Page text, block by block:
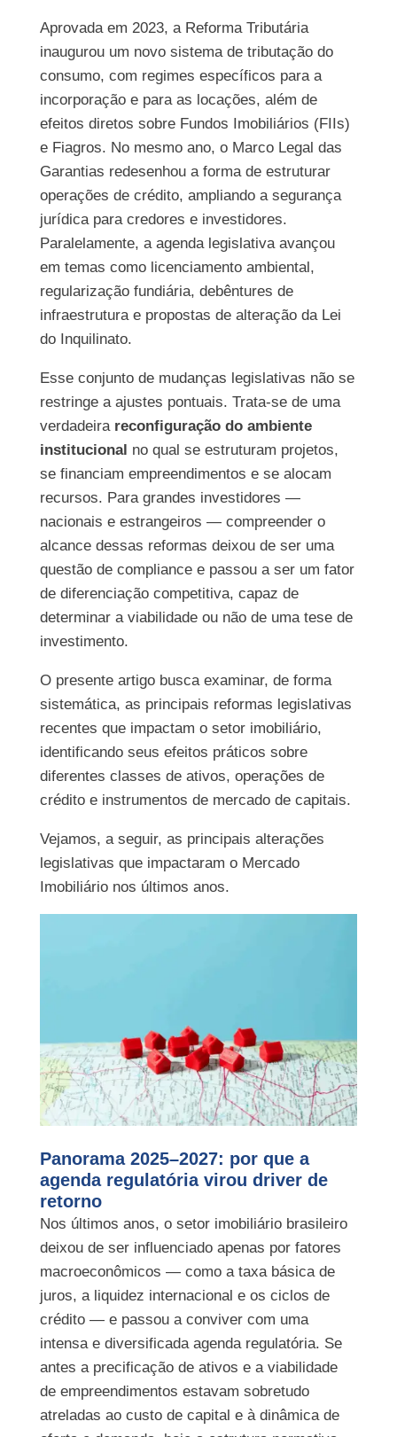
Aprovada em 2023, a Reforma Tributária
inaugurou um novo sistema de tributação do
consumo, com regimes específicos para a
incorporação e para as locações, além de
efeitos diretos sobre Fundos Imobiliários (FIIs)
e Fiagros. No mesmo ano, o Marco Legal das
Garantias redesenhou a forma de estruturar
operações de crédito, ampliando a segurança
jurídica para credores e investidores.
Paralelamente, a agenda legislativa avançou
em temas como licenciamento ambiental,
regularização fundiária, debêntures de
infraestrutura e propostas de alteração da Lei
do Inquilinato.
Esse conjunto de mudanças legislativas não se
restringe a ajustes pontuais. Trata-se de uma
verdadeira reconfiguração do ambiente
institucional no qual se estruturam projetos,
se financiam empreendimentos e se alocam
recursos. Para grandes investidores —
nacionais e estrangeiros — compreender o
alcance dessas reformas deixou de ser uma
questão de compliance e passou a ser um fator
de diferenciação competitiva, capaz de
determinar a viabilidade ou não de uma tese de
investimento.
O presente artigo busca examinar, de forma
sistemática, as principais reformas legislativas
recentes que impactam o setor imobiliário,
identificando seus efeitos práticos sobre
diferentes classes de ativos, operações de
crédito e instrumentos de mercado de capitais.
Vejamos, a seguir, as principais alterações
legislativas que impactaram o Mercado
Imobiliário nos últimos anos.
Panorama 2025–2027: por que a
agenda regulatória virou driver de
retorno
Nos últimos anos, o setor imobiliário brasileiro
deixou de ser influenciado apenas por fatores
macroeconômicos — como a taxa básica de
juros, a liquidez internacional e os ciclos de
crédito — e passou a conviver com uma
intensa e diversificada agenda regulatória. Se
antes a precificação de ativos e a viabilidade
de empreendimentos estavam sobretudo
atreladas ao custo de capital e à dinâmica de